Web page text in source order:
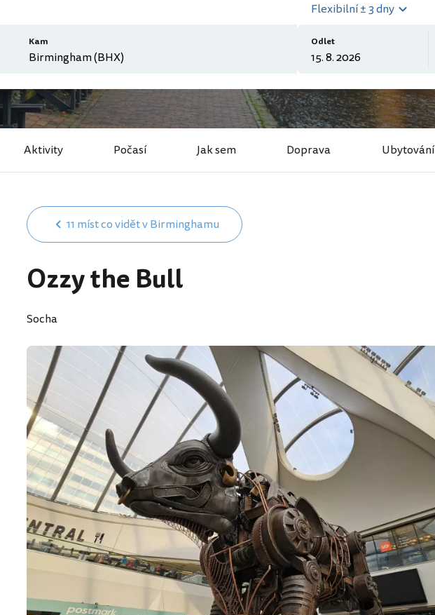
Kam
Flexibilní ± 3 dny
Odlet
Aktivity Počasí Jak sem Doprava Ubytování
11 míst co vidět v Birminghamu
Ozzy the Bull
Socha